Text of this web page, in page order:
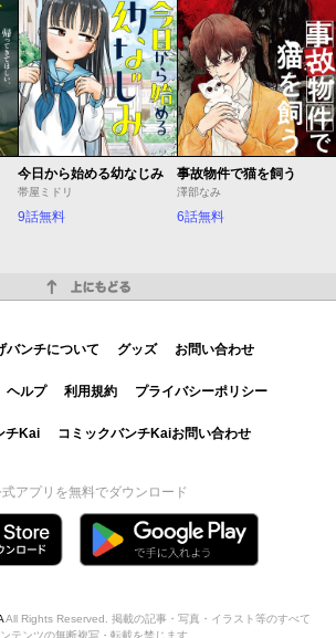
今日から始める幼なじみ
帯屋ミドリ
9話無料
事故物件で猫を飼う
澤部なみ
6話無料
バンチについて グッズ お問い合わせ
ヘルプ 利用規約 プライバシーポリシー
チKai コミックバンチKaiお問い合わせ
アプリを無料でダウンロード
All Rights Reserved. 掲載の記事・写真・イラスト等のすべて
テンツの無断複写・転載を禁じます。